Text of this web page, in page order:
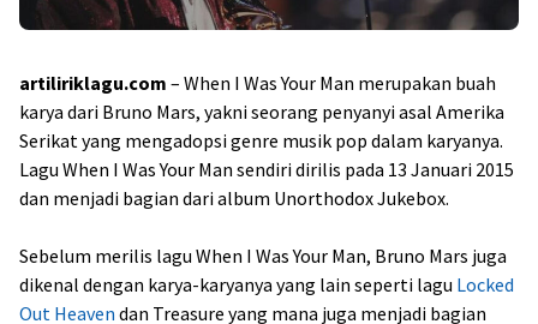
artiliriklagu.com – When I Was Your Man merupakan buah
karya dari Bruno Mars, yakni seorang penyanyi asal Amerika
Serikat yang mengadopsi genre musik pop dalam karyanya.
Lagu When I Was Your Man sendiri dirilis pada 13 Januari 2015
dan menjadi bagian dari album Unorthodox Jukebox.
Sebelum merilis lagu When I Was Your Man, Bruno Mars juga
dikenal dengan karya-karyanya yang lain seperti lagu Locked
Out Heaven dan Treasure yang mana juga menjadi bagian